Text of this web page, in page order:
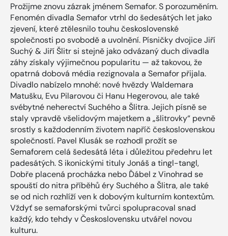
Prožijme znovu zázrak jménem Semafor. S porozuměním.
Fenomén divadla Semafor vtrhl do šedesátých let jako
zjevení, které ztělesnilo touhu československé
společnosti po svobodě a uvolnění. Písničky dvojice Jiří
Suchý & Jiří Šlitr si stejně jako odvázaný duch divadla
záhy získaly výjimečnou popularitu — až takovou, že
opatrná dobová média rezignovala a Semafor přijala.
Divadlo nabízelo mnohé: nové hvězdy Waldemara
Matušku, Evu Pilarovou či Hanu Hegerovou, ale také
svébytné neherectví Suchého a Šlitra. Jejich písně se
staly vpravdě všelidovým majetkem a „šlitrovky“ pevně
srostly s každodenním životem napříč československou
společností. Pavel Klusák se rozhodl prožít se
Semaforem celá šedesátá léta i důležitou předehru let
padesátých. S ikonickými tituly Jonáš a tingl-tangl,
Dobře placená procházka nebo Ďábel z Vinohrad se
spouští do nitra příběhů éry Suchého a Šlitra, ale také
se od nich rozhlíží ven k dobovým kulturním kontextům.
Vždyť se semaforskými tvůrci spolupracoval snad
každý, kdo tehdy v Československu utvářel novou
kulturu.